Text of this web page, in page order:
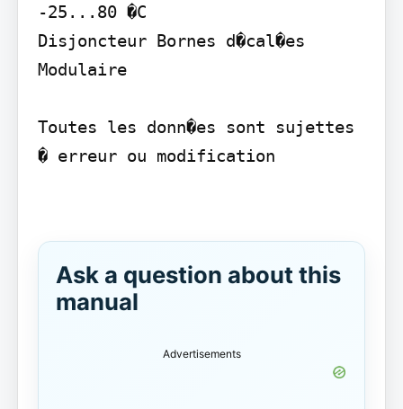
-25...80 �C
Disjoncteur Bornes d�cal�es
Modulaire
Toutes les donn�es sont sujettes
� erreur ou modification
Ask a question about this
manual
Advertisements